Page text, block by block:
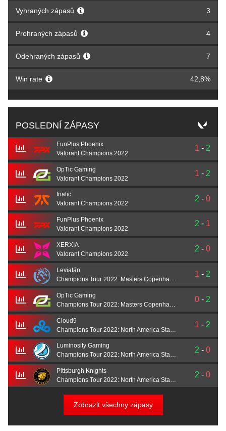
Vyhraných zápasů 3
Prohraných zápasů 4
Odehraných zápasů 7
Win rate 42,8%
POSLEDNÍ ZÁPASY
FunPlus Phoenix
Valorant Champions 2022
1 - 2
OpTic Gaming
Valorant Champions 2022
1 - 2
fnatic
Valorant Champions 2022
2 - 0
FunPlus Phoenix
Valorant Champions 2022
2 - 1
XERXIA
Valorant Champions 2022
2 - 0
Leviatán
Champions Tour 2022: Masters Copenhagen
1 - 2
OpTic Gaming
0 - 2
Cloud9
1 - 2
Luminosity Gaming
Champions Tour 2022: North America Stage 1 Challengers
2 - 0
Pittsburgh Knights
Champions Tour 2022: North America Stage 1 Challengers
2 - 0
Zobrazit všechny zápasy